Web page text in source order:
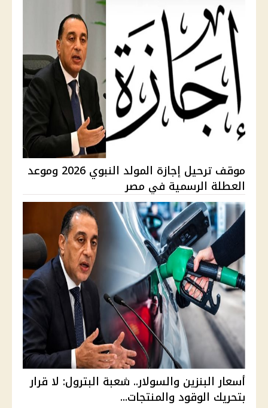
موقف ترحيل إجازة المولد النبوي 2026 وموعد
العطلة الرسمية في مصر
أسعار البنزين والسولار.. شعبة البترول: لا قرار
بتحريك الوقود والمنتجات...